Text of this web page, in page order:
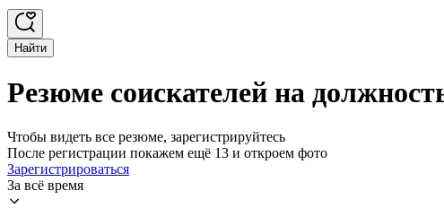
Найти
Резюме соискателей на
Чтобы видеть все резюме, зарегистрируйтесь
После регистрации покажем ещё 13 и откроем фото
Зарегистрироваться
За всё время